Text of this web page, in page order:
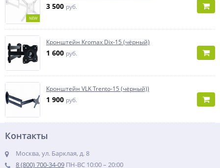
NEW
3 500 руб.
Кронштейн Kromax Dix-15 (чёрный)
1 600 руб.
Кронштейн VLK Trento-15 (чёрный))
1 900 руб.
Контакты
Москва, ул. Барклая, д. 8
8 (800) 700-34-09 ПН-ВС 10:00 – 20:00